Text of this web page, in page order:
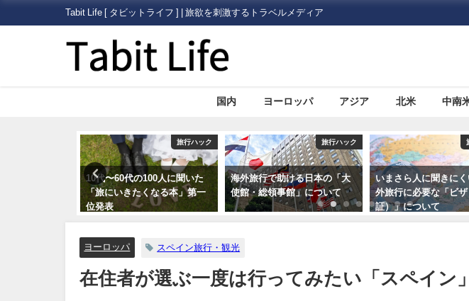
Tabit Life [ タビットライフ ] | 旅欲を刺激するトラベルメディア
国内 ヨーロッパ アジア 北米 中南
旅行ハック
海外旅行で助ける日本の「大
使館・総領事館」について
旅行ハック
いまさら人に聞きにくい！海
外旅行に必要な「ビザ（査
証）」について
海外旅行に必須！日
スポート（旅券）」に
ヨーロッパ スペイン旅行・観光
在住者が選ぶ一度は行ってみたい「スペイン